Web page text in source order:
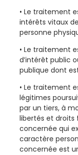
• Le traitement
intérêts vitaux
personne
• Le traitement
d’intérêt public
publique dont
• Le traitement
légitimes
par un tiers, à
libertés et droits
concernée qui
caractère
concernée est